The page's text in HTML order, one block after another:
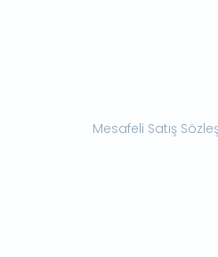
Mesafeli Satış